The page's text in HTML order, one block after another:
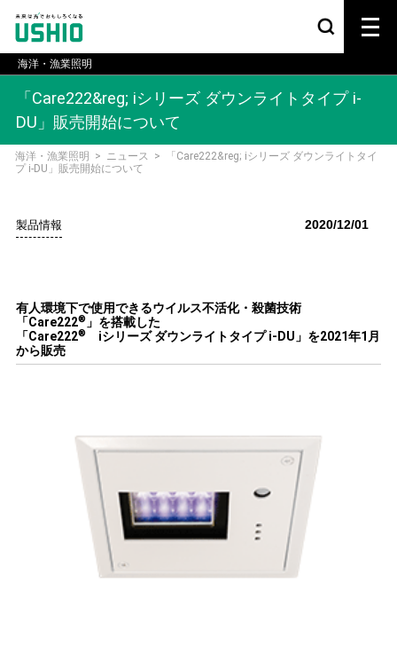
海洋・漁業照明
「Care222&reg; iシリーズ ダウンライトタイプ i-
DU」販売開始について
海洋・漁業照明 > ニュース >
「Care222&reg; iシリーズ ダウンライトタイ
プ i-DU」販売開始について
製品情報 2020/12/01
有人環境下で使用できるウイルス不活化・殺菌技術
「Care222® 」を搭載した
「Care222®
iシリーズ ダウンライトタイプ i-DU」を2021年1月
から販売